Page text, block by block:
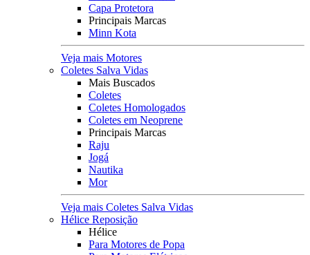
Capa Protetora
Principais Marcas
Minn Kota
Veja mais Motores
Coletes Salva Vidas
Mais Buscados
Coletes
Coletes Homologados
Coletes em Neoprene
Principais Marcas
Raju
Jogá
Nautika
Mor
Veja mais Coletes Salva Vidas
Hélice Reposição
Hélice
Para Motores de Popa